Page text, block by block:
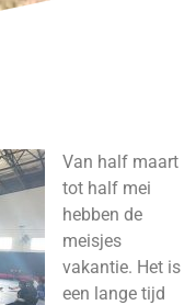
Van half maart
tot half mei
hebben de
meisjes
vakantie. Het is
een lange tijd